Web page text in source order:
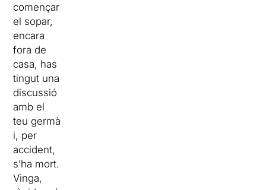
començar
el sopar,
encara
fora de
casa, has
tingut una
discussió
amb el
teu germà
i, per
accident,
s’ha mort.
Vinga,